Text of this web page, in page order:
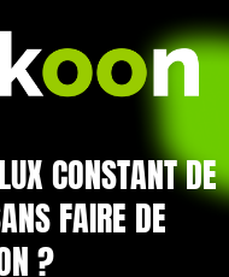
CONSTANT DE
FAIRE DE
?